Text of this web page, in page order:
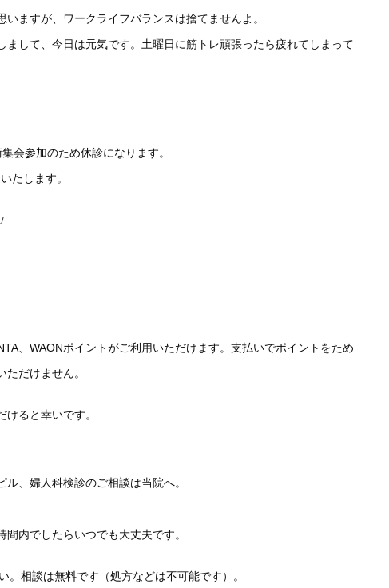
ますが、ワークライフバランスは捨てませんよ。
して、今日は元気です。土曜日に筋トレ頑張ったら疲れてしまって
会参加のため休診になります。
たします。
、WAONポイントがご利用いただけます。支払いでポイントをため
だけません。
ると幸いです。
、婦人科検診のご相談は当院へ。
内でしたらいつでも大丈夫です。
相談は無料です（処方などは不可能です）。